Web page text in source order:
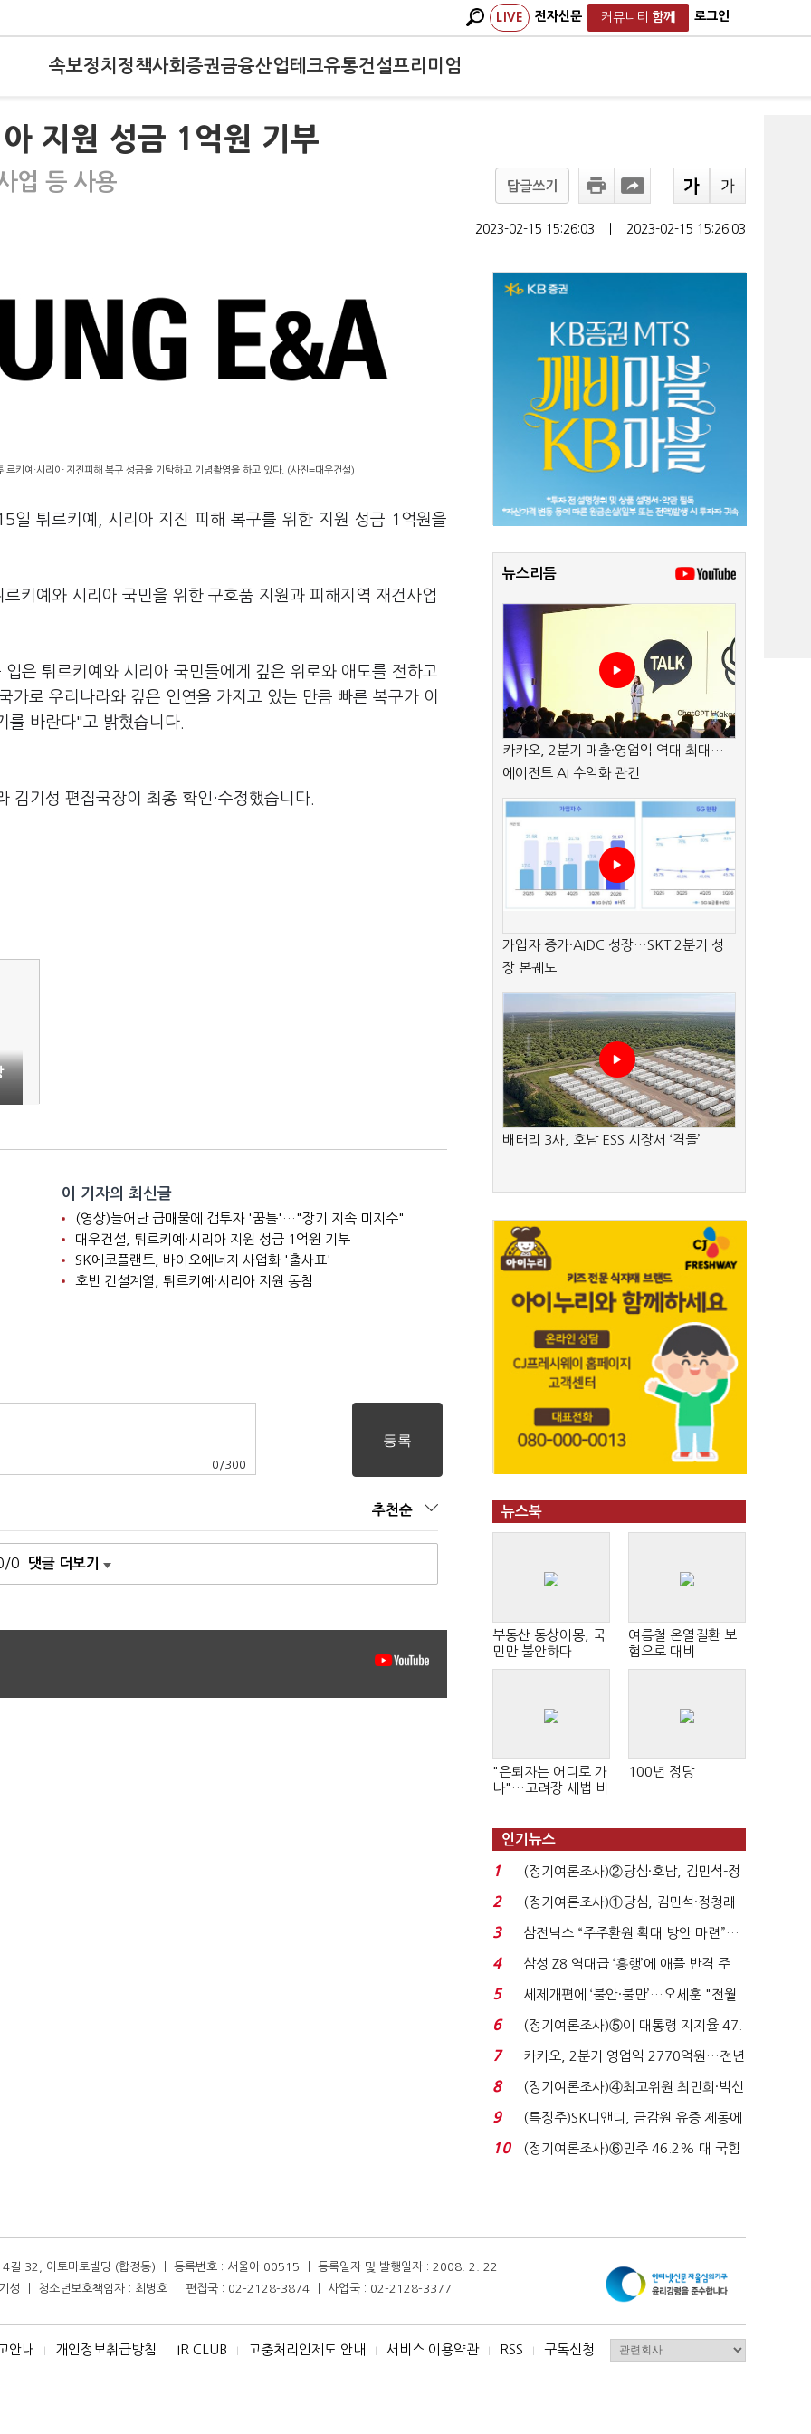
LIVE 전자신문 커뮤니티 함께 로그인
속보정치 정책사회 증권금융산업테크유통건설프리미엄
지원 성금 1억원 기부
업 등 사용 답글쓰기
2023-02-15 15:26:03 2023-02-15 15:26:03
키예·시리아 지진피해 복구 성금을 기탁하고 기념촬영을 하고 있다. (사진=대우건설)
일 튀르키예, 시리아 지진 피해 복구를 위한 지원 성금 1억원을
키예와 시리아 국민을 위한 구호품 지원과 피해지역 재건사업
은 튀르키예와 시리아 국민들에게 깊은 위로와 애도를 전하고
로 우리나라와 깊은 인연을 가지고 있는 만큼 빠른 복구가 이
를 바란다"고 밝혔습니다.
김기성 편집국장이 최종 확인·수정했습니다.
이 기자의 최신글
(영상)늘어난 급매물에 갭투자 '꿈틀'…"장기 지속 미지수"
대우건설, 튀르키예·시리아 지원 성금 1억원 기부
SK에코플랜트, 바이오에너지 사업화 '출사표'
호반 건설계열, 튀르키예·시리아 지원 동참
0 /300
추천순
0 댓글 더보기
뉴스리듬
카카오, 2분기 매출·영업익 역대 최대…
에이전트 AI 수익화 관건
가입자 증가·AIDC 성장…SKT 2분기 성
장 본궤도
배터리 3사, 호남 ESS 시장서 ‘격돌’
뉴스북
부동산 동상이몽, 국
민만 불안하다
여름철 온열질환 보
험으로 대비
"은퇴자는 어디로 가
나"…고려장 세법 비
100년 정당
인기뉴스
1
(정기여론조사)②당심·호남, 김민석-정
청래 '초접전'...
2
(정기여론조사)①당심, 김민석·정청래
'초접전'…대통령 ...
3
삼전닉스 “주주환원 확대 방안 마련”…
로이터에 성명...
4
삼성 Z8 역대급 ‘흥행’에 애플 반격 주
목…9월 ‘폴...
5
세제개편에 ‘불안·불만’…오세훈 "전월
세 구하기 더 ...
6
(정기여론조사)⑤이 대통령 지지율 47.
7%…일주일 만에 ...
7
카카오, 2분기 영업익 2770억원…전년
비 36% 증가...
8
(정기여론조사)④최고위원 최민희·박선
원 '양강'…서미...
9
(특징주)SK디앤디, 금감원 유증 제동에
장 초반 상한가...
10
(정기여론조사)⑥민주 46.2% 대 국힘
4길 32, 이토마토빌딩 (합정동) ㅣ 등록번호 : 서울아 00515 ㅣ 등록일자 및 발행일자 : 2008. 2. 22
성 ㅣ 청소년보호책임자 : 최병호 ㅣ 편집국 : 02-2128-3874 ㅣ 사업국 : 02-2128-3377
안내 I 개인정보취급방침 I IR CLUB I 고충처리인제도 안내 I 서비스 이용약관 I RSS I 구독신청